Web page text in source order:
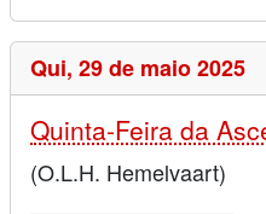
Qui, 29 de maio 2025
Quinta-Feira da
(O.L.H. Hemelvaart)